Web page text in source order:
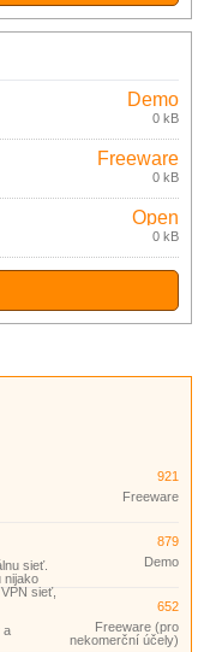
Demo
0 kB
Freeware
0 kB
Open
source
(gpl)
0 kB
921
Freeware
sieť.
nijako
sieť,
879
Demo
a
652
Freeware (pro
nekomerční účely)